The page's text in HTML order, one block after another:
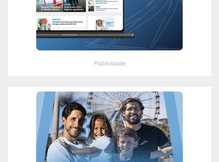
Publicidade